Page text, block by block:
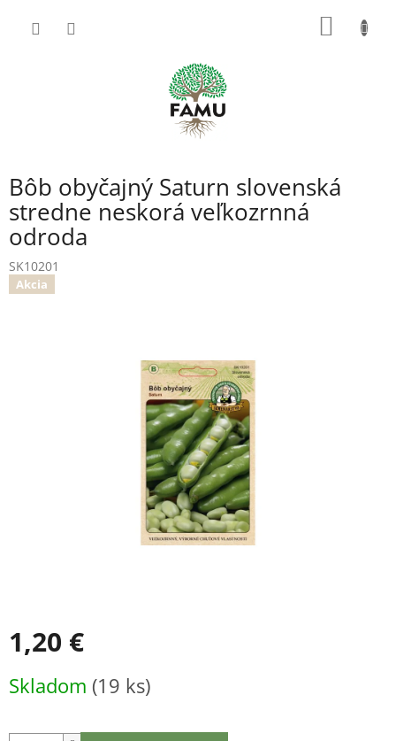
Bôb obyčajný Saturn slovenská
stredne neskorá veľkozrnná
odroda
SK10201
Akcia
1,20 €
cena:
Skladom (19 ks)